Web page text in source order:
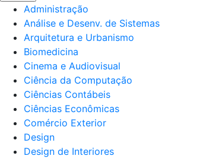
Administração
Análise e Desenv. de Sistemas
Arquitetura e Urbanismo
Biomedicina
Cinema e Audiovisual
Ciência da Computação
Ciências Contábeis
Ciências Econômicas
Comércio Exterior
Design
Design de Interiores